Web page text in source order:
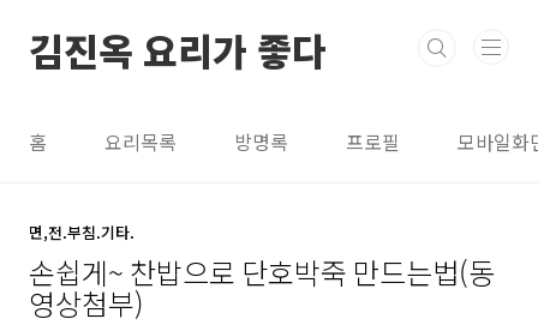
김진옥 요리가 좋다
홈 요리목록 방명록 프로필 모바일화
면,전.부침.기타.
손쉽게~ 찬밥으로 단호박죽 만드는법(동
영상첨부)